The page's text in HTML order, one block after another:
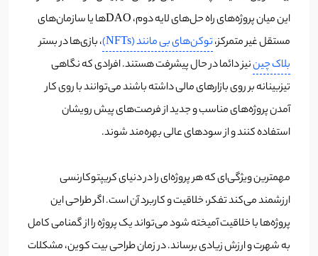
این میان پروژه‌های راه حل‌های لایه دوم، DAOها یا سازمان‌‌های
مستقل غیر متمرکز،توکن‌‌های بی مانند (NFTs)
، بازی‌ها در بستر
بلاک چیننیز دائما در حال پیشرفت هستند. افرادی که نگاهی
تیزبینانه بر روی بازارهای مالی داشته باشند می‌توانند با روی کار
آمدن پروژه‌‌‌های مناسب و جدید از فرصت‌های پیش رویشان
استفاده کنند و از سودهای عالی بهره‌مند شوند.
مهمترین ویژگی‌ای که هر پروژه‌ای را در دنیای کریپتوکارنسی
ارزشمند می‌کند تفکر، خلاقیت و کاربرد آن است. اگر طراحی این
پروژه‌ها با خلاقیت آمیخته شود می‌تواند یک پروژه را از گمنامی کامل
به شهرت و ارزش زیادی برساند. در زمان طراحی بیت کوین، مشکلات